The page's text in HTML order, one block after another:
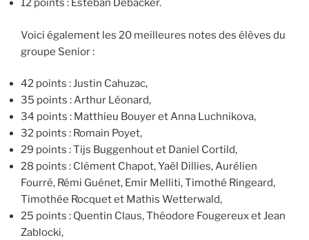
12 points : Esteban Debacker.
Voici également les 20 meilleures notes des élèves du
groupe Senior :
42 points : Justin Cahuzac,
35 points : Arthur Léonard,
34 points : Matthieu Bouyer et Anna Luchnikova,
32 points : Romain Poyet,
29 points : Tijs Buggenhout et Daniel Cortild,
28 points : Clément Chapot, Yaël Dillies, Aurélien
Fourré, Rémi Guénet, Emir Melliti, Timothé Ringeard,
Timothée Rocquet et Mathis Wetterwald,
25 points : Quentin Claus, Théodore Fougereux et Jean
Zablocki,